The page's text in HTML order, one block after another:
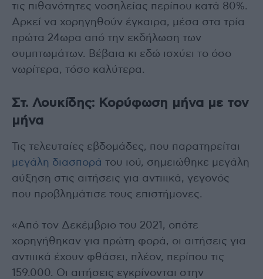
τις πιθανότητες νοσηλείας περίπου κατά 80%.
Αρκεί να χορηγηθούν έγκαιρα, μέσα στα τρία
πρώτα 24ωρα από την εκδήλωση των
συμπτωμάτων. Βέβαια κι εδώ ισχύει το όσο
νωρίτερα, τόσο καλύτερα.
Στ. Λουκίδης: Κορύφωση μήνα με τον
μήνα
Τις τελευταίες εβδομάδες, που παρατηρείται
μεγάλη διασπορά του ιού, σημειώθηκε μεγάλη
αύξηση στις αιτήσεις για αντιιικά, γεγονός
που προβλημάτισε τους επιστήμονες.
«Από τον Δεκέμβριο του 2021, οπότε
χορηγήθηκαν για πρώτη φορά, οι αιτήσεις για
αντιιικά έχουν φθάσει, πλέον, περίπου τις
159.000. Οι αιτήσεις εγκρίνονται στην